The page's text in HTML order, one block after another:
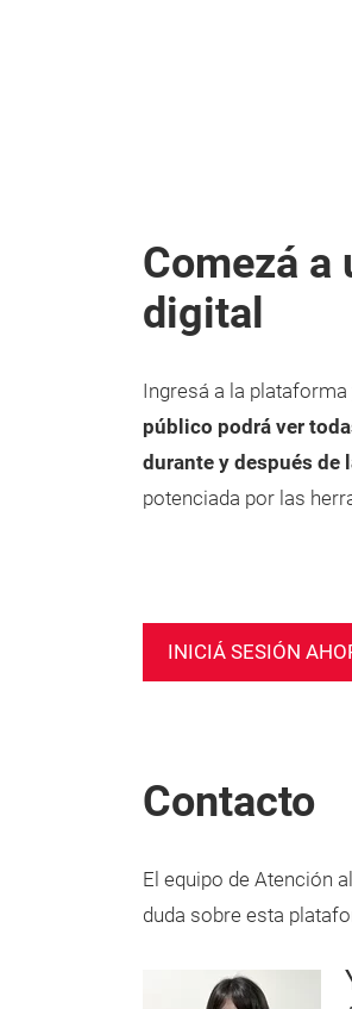
Comezá
digital
Ingresá a la
público podrá ver
durante y después de
potenciada por las
INICIÁ SESIÓN
Contacto
El equipo de Atención
duda sobre esta